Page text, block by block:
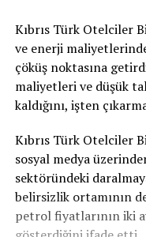
Kıbrıs Türk Otelciler
ve enerji
çöküş noktasına
maliyetleri ve düşük
kaldığını, işten
Kıbrıs Türk Otelciler
sosyal medya
sektöründeki
belirsizlik ortamının
petrol fiyatlarının iki